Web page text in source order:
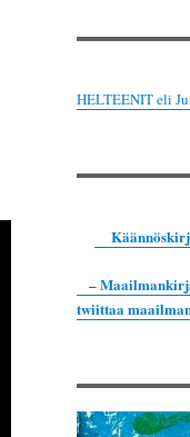
HELTEENIT eli
–
twiittaa